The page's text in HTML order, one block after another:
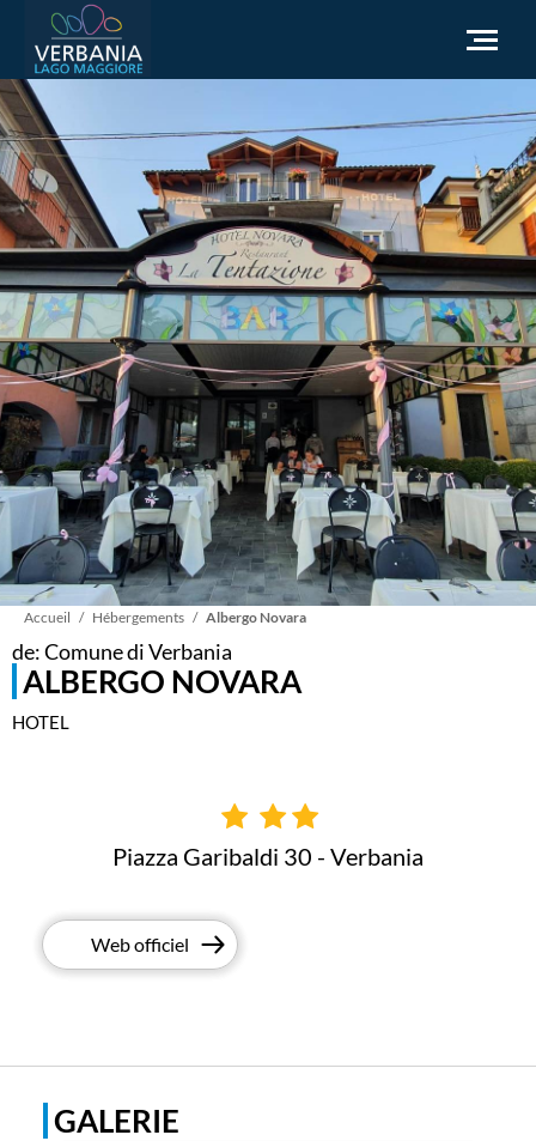
Comment se rendre
Office du tourisme
Météo
Besoin d'aide?
Accédez au site officiel
Fil
d'Ariane
Accueil Hébergements Albergo Novara
de: Comune di Verbania
ALBERGO NOVARA
HOTEL
Piazza Garibaldi 30 - Verbania
Web officiel
GALERIE